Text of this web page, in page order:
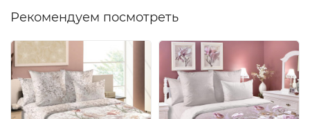
Рекомендуем посмотреть